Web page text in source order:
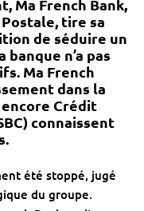
Ma French Bank,
tire sa
de séduire un
n’a pas
Ma French
dans la
Crédit
connaissent
été stoppé, jugé
du groupe.